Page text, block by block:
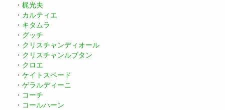
・ 梶光夫
・ カルティエ
・ キタムラ
・ グッチ
・ クリスチャンディオール
・ クリスチャンルブタン
・ クロエ
・ ケイトスペード
・ ゲラルディーニ
・ コーチ
・ コールハーン